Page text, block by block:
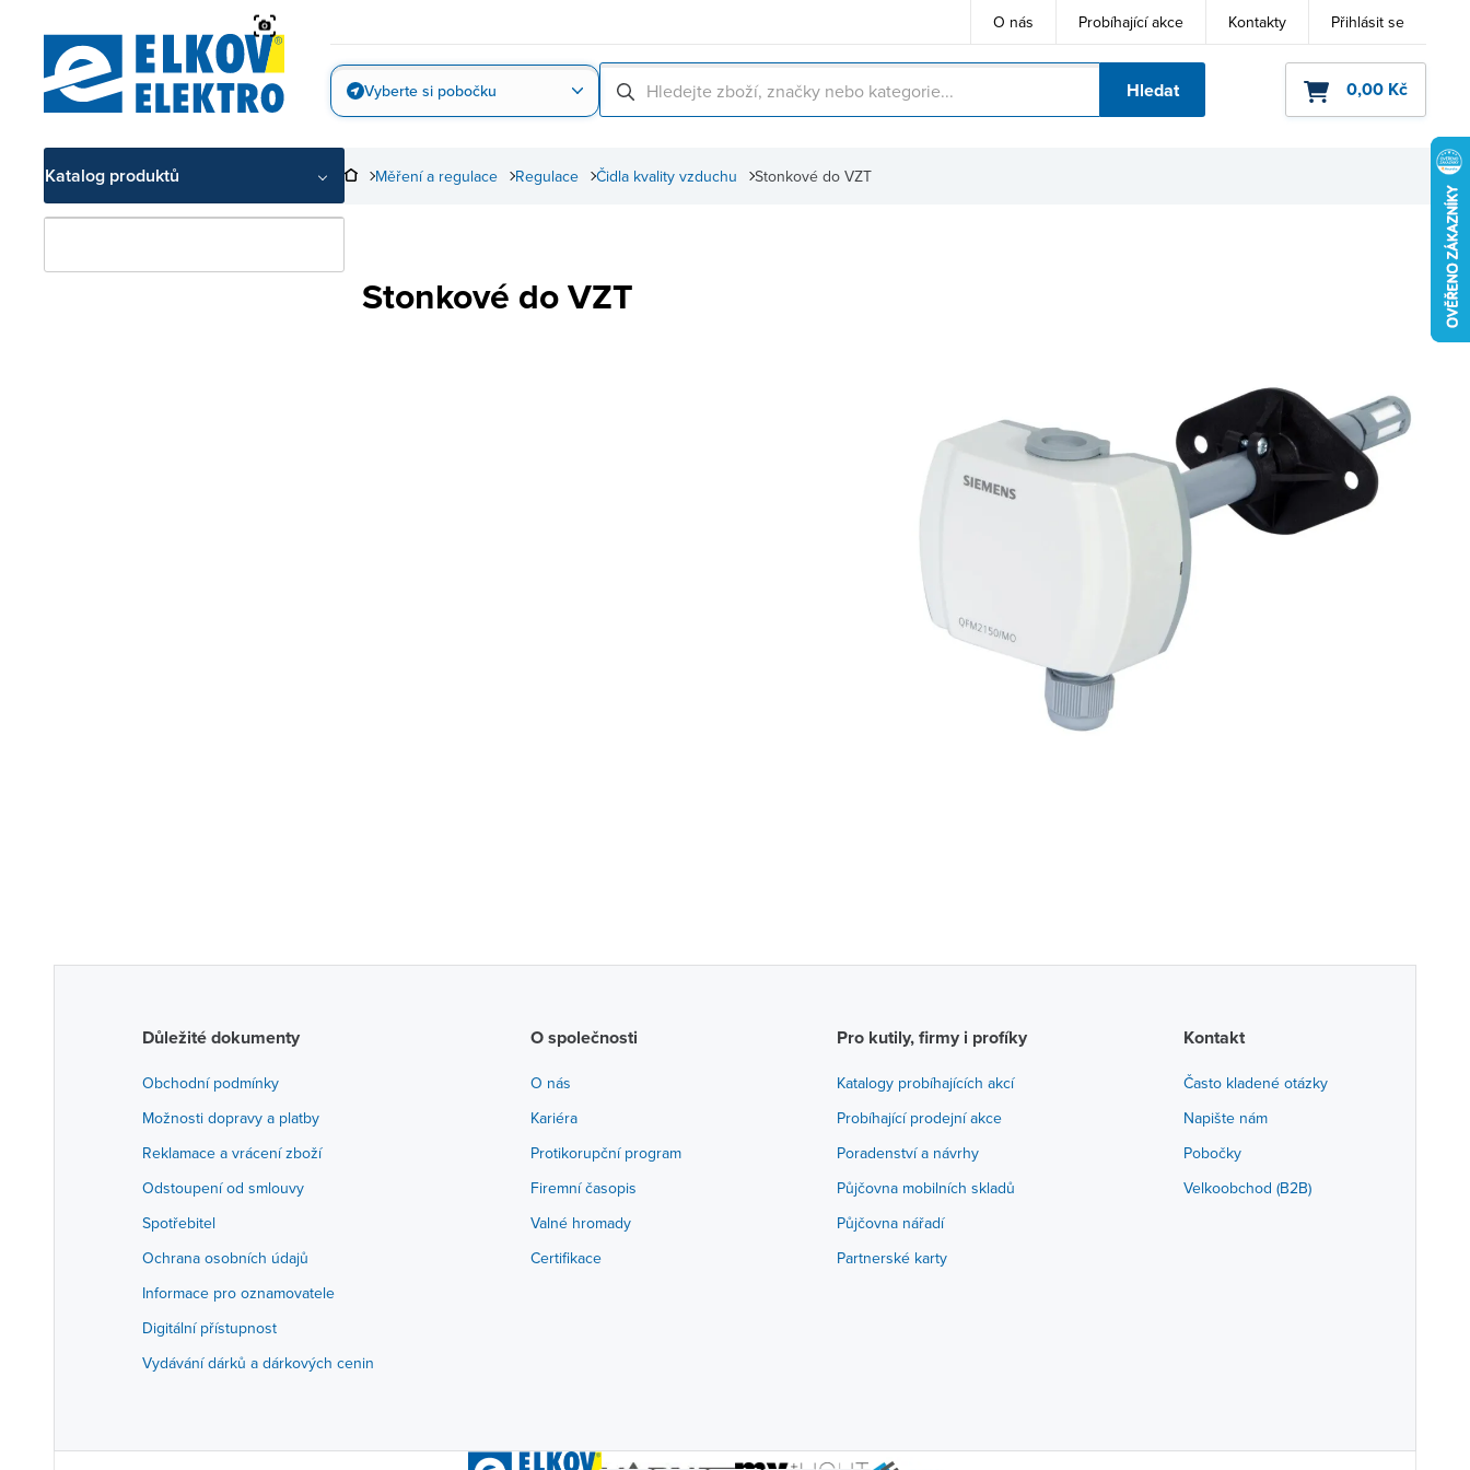
O nás Probíhající akce Kontakty Přihlásit se
Vyberte si pobočku Hledat 0,00 Kč
Katalog produktů Stonkové do VZT
Čidla kvality vzduchu
Regulace
Měření a regulace
Stonkové do VZT
Důležité dokumenty
Obchodní podmínky
Možnosti dopravy a platby
Reklamace a vrácení zboží
Odstoupení od smlouvy
Spotřebitel
Ochrana osobních údajů
Informace pro oznamovatele
Digitální přístupnost
Vydávání dárků a dárkových cenin
O společnosti
O nás
Kariéra
Protikorupční program
Firemní časopis
Valné hromady
Certifikace
Pro kutily, firmy i profíky
Katalogy probíhajících akcí
Probíhající prodejní akce
Poradenství a návrhy
Půjčovna mobilních skladů
Půjčovna nářadí
Partnerské karty
Kontakt
Často kladené otázky
Napište nám
Pobočky
Velkoobchod (B2B)